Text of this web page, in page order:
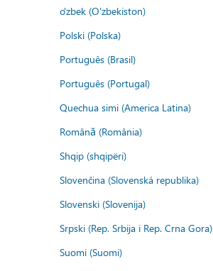
o'zbek (O'zbekiston)
Polski (Polska)
Português (Brasil)
Português (Portugal)
Quechua simi (America Latina)
Română (România)
Shqip (shqipëri)
Slovenčina (Slovenská republika)
Slovenski (Slovenija)
Srpski (Rep. Srbija i Rep. Crna Gora)
Suomi (Suomi)